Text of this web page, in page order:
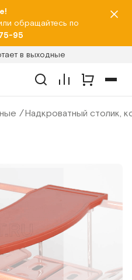
обращайтесь по
95
в выходные
Надкроватный столик,